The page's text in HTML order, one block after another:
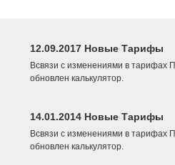
12.09.2017 Новые Тарифы
Всвязи с изменениями в тарифах
обновлен калькулятор.
14.01.2014 Новые Тарифы
Всвязи с изменениями в тарифах
обновлен калькулятор.